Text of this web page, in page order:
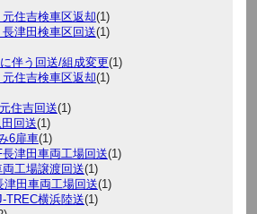
住吉検車区返却(1)
津田検車区回送(1)
伴う回送/組成変更(1)
住吉検車区返却(1)
住吉回送(1)
回送(1)
6扉車(1)
津田車両工場回送(1)
工場譲渡回送(1)
津田車両工場回送(1)
TREC横浜陸送(1)